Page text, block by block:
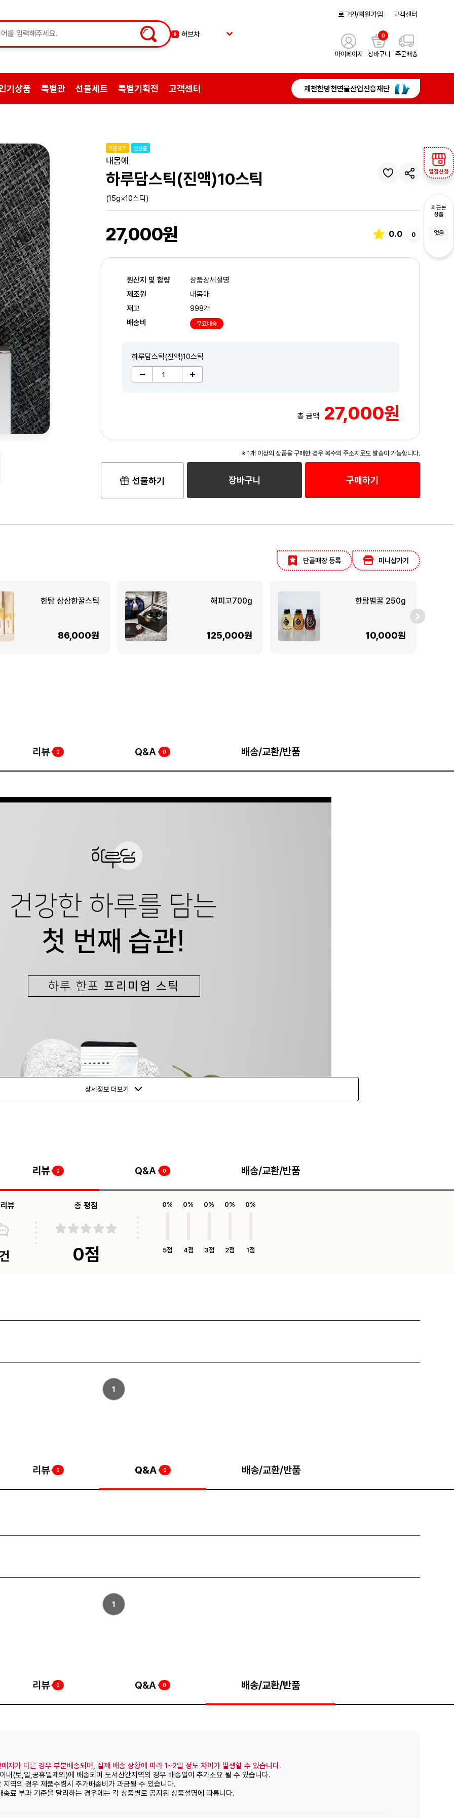
9 한방엑스포
삼계탕재료
8 허브차
로그인/회원가입 고객센터
마이페이지
0
장바구니 주문배송
기상품 특별관 선물세트 특별기획전 고객센터 제천한방천연물산업진흥재단
입점신청
최근본
상품
없음
주문폭주 신상품
내몸애
하루담스틱(진액)10스틱
(15g×10스틱)
27,000원 0.0 0
원산지 및 함량
상품상세설명
제조원
내몸애
재고
998개
배송비
무료배송
하루담스틱(진액)10스틱
총 금액 27,000원
※ 1개 이상의 상품을 구매한 경우 복수의 주소지로도 발송이 가능합니다.
선물하기 장바구니 구매하기
단골매장 등록 미니샵가기
한탐 삼삼한꿀스틱
86,000원
해피고700g
125,000원
한탐벌꿀 250g
10,000원
리뷰 0 Q&A 0 배송/교환/반품
상세정보 더보기
리뷰 0 Q&A 0 배송/교환/반품
뷰 총 평점
0점
0%
5점
0%
4점
0%
3점
0%
2점
0%
1점
1
리뷰 0 Q&A 0 배송/교환/반품
1
리뷰 0 Q&A 0 배송/교환/반품
자가 다른 경우 부분배송되며, 실제 배송 상황에 따라 1~2일 정도 차이가 발생할 수 있습니다.
내(토,일,공휴일제외)에 배송되며 도서산간지역의 경우 배송일이 추가소요 될 수 있습니다.
역의 경우 제품수령시 추가배송비가 과금될 수 있습니다.
료 부과 기준을 달리하는 경우에는 각 상품별로 공지된 상품설명에 따릅니다.